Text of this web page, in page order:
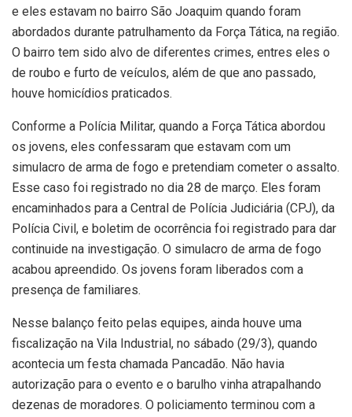
e eles estavam no bairro São Joaquim quando foram
abordados durante patrulhamento da Força Tática, na região.
O bairro tem sido alvo de diferentes crimes, entres eles o
de roubo e furto de veículos, além de que ano passado,
houve homicídios praticados.
Conforme a Polícia Militar, quando a Força Tática abordou
os jovens, eles confessaram que estavam com um
simulacro de arma de fogo e pretendiam cometer o assalto.
Esse caso foi registrado no dia 28 de março. Eles foram
encaminhados para a Central de Polícia Judiciária (CPJ), da
Polícia Civil, e boletim de ocorrência foi registrado para dar
continuide na investigação. O simulacro de arma de fogo
acabou apreendido. Os jovens foram liberados com a
presença de familiares.
Nesse balanço feito pelas equipes, ainda houve uma
fiscalização na Vila Industrial, no sábado (29/3), quando
acontecia um festa chamada Pancadão. Não havia
autorização para o evento e o barulho vinha atrapalhando
dezenas de moradores. O policiamento terminou com a